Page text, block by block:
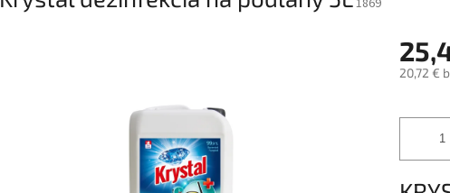
1869
20,72 €
cena: